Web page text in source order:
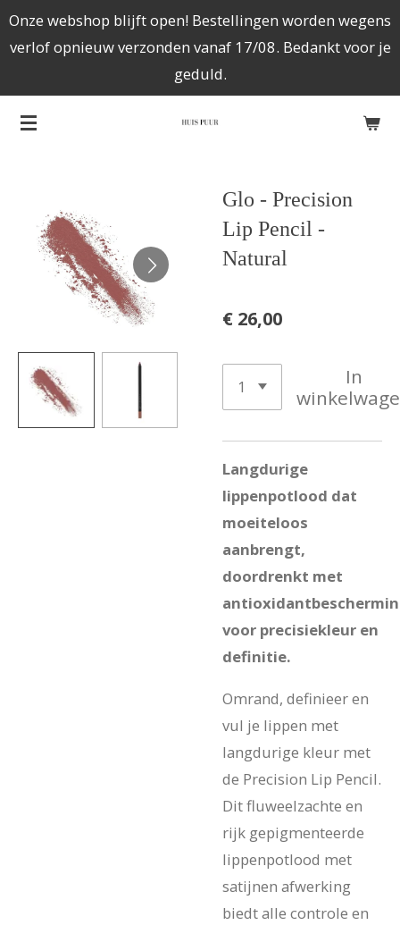
Ga
direct
de
hoofdinhoud
Onze webshop blijft open! Bestellingen worden wegens
verlof opnieuw verzonden vanaf 17/08. Bedankt voor je
geduld.
Glo - Precision
Lip Pencil -
Natural
€ 26,00
In
Langdurige
lippenpotlood dat
moeiteloos
aanbrengt,
doordrenkt met
voor precisiekleur en
definitie.
Omrand, definieer en
vul je lippen met
langdurige kleur met
de Precision Lip Pencil.
Dit fluweelzachte en
rijk gepigmenteerde
lippenpotlood met
satijnen afwerking
biedt alle controle en